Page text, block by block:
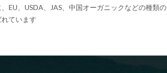
EU、USDA、JAS、中国オーガニックなどの種
ています